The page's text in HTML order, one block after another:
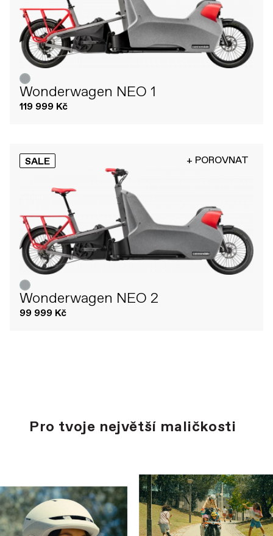
Wonderwagen NEO 1
119 999 Kč
SALE + POROVNAT
Wonderwagen NEO 2
99 999 Kč
Pro tvoje největší maličkosti